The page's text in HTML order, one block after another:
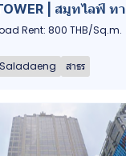
| สมูทไลฟ์ ทา
Rent: 800 THB/Sq.m.
Saladaeng สาธร